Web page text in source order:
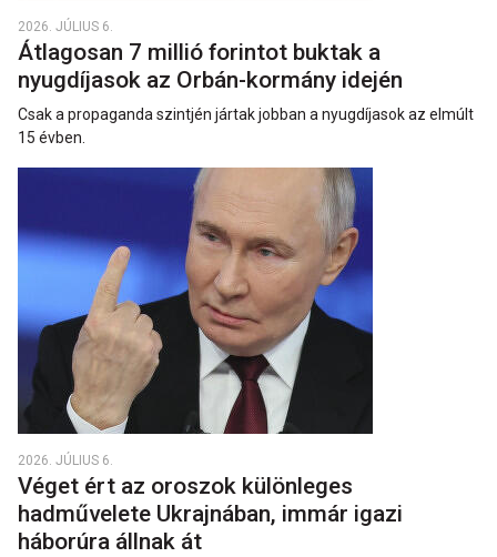
2026. JÚLIUS 6.
Átlagosan 7 millió forintot buktak a
nyugdíjasok az Orbán-kormány idején
Csak a propaganda szintjén jártak jobban a nyugdíjasok az elmúlt
15 évben.
2026. JÚLIUS 6.
Véget ért az oroszok különleges
hadművelete Ukrajnában, immár igazi
háborúra állnak át